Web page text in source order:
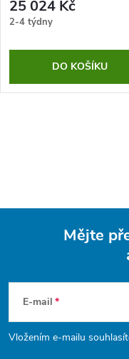
25 024 Kč
2-4 týdny
DO KOŠÍKU
p
Mějte
E-mail
Vložením e-mailu